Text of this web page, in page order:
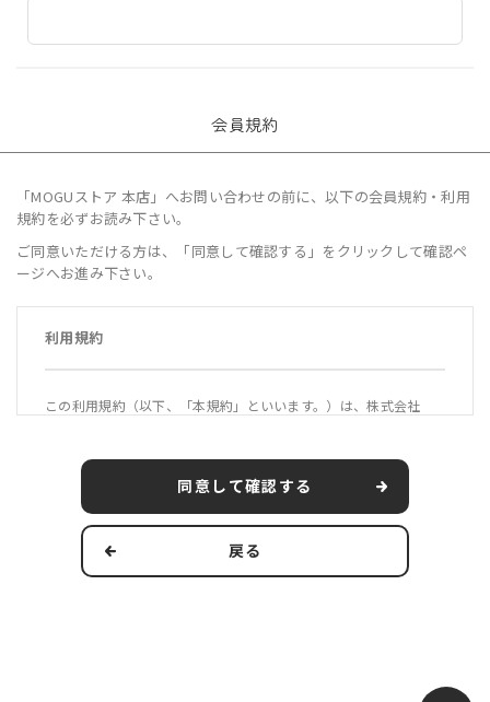
会員規約
「MOGUストア 本店」へお問い合わせの前に、以下の会員規約・利用
規約を必ずお読み下さい。
ご同意いただける方は、「同意して確認する」をクリックして確認ペ
ージへお進み下さい。
利用規約
この利用規約（以下、「本規約」といいます。）は、株式会社
ンショップ「MOGUストア 本店」（https://mogustore.jp 以
下、「本サービス」といいます。）の利用条件を定めるもので
本規約の適用範囲および変更
同意して確認する
戻る